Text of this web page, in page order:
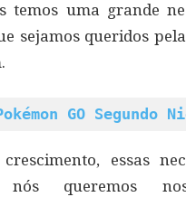
temos uma grande
sejamos queridos
GO
essas
nós queremos